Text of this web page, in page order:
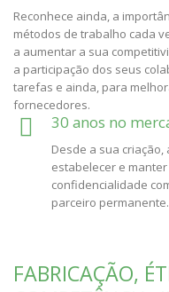
Reconhece ainda, a
métodos de trabalho cada
a aumentar a sua
a participação dos seus
tarefas e ainda, para
fornecedores.
30 anos no
Desde a sua
estabelecer e
confidencialidade
parceiro permanente.
FABRICAÇÃO,